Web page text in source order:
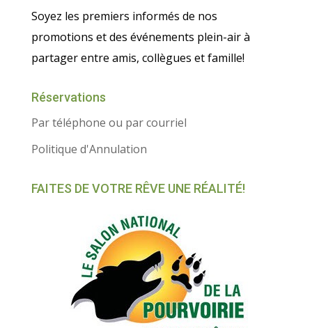
Soyez les premiers informés de nos
promotions et des événements plein-air à
partager entre amis, collègues et famille!
Réservations
Par téléphone ou par courriel
Politique d'Annulation
FAITES DE VOTRE RÊVE UNE RÉALITÉ!